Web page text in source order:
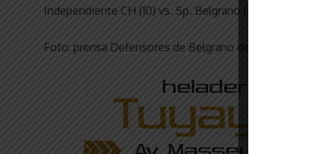
Independiente CH (10) vs. Sp. Belgrano (SF) (9).
Foto: prensa Defensores de Belgrano de Villa